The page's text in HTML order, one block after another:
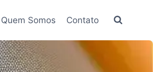
Quem Somos Contato